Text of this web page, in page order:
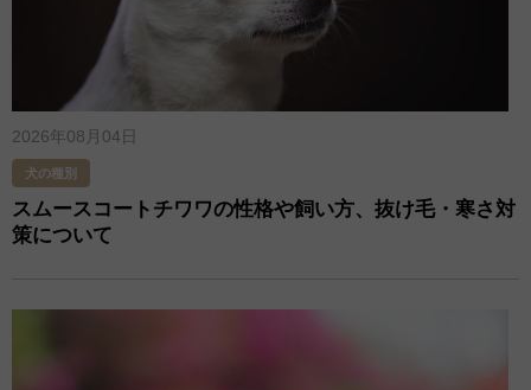
2026年08月04日
犬の種別
スムースコートチワワの性格や飼い方、抜け毛​・寒さ対
策​について